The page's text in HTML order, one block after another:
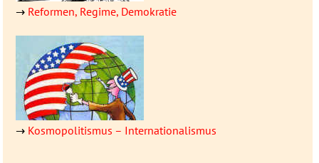
→ Reformen, Regime, Demokratie
→ Kosmopolitismus – Inter­natio­nalismus